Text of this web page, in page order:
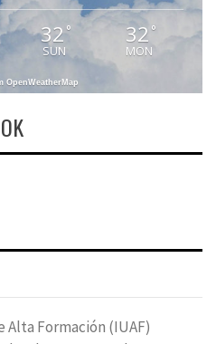
32 °
SUN
32 °
MON
OpenWeatherMap
Formación (IUAF)